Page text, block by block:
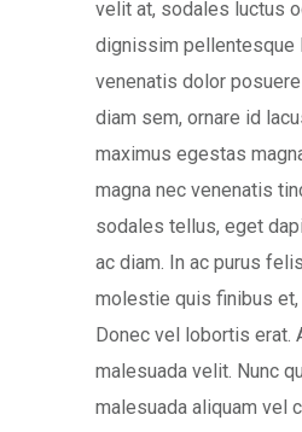
velit at, sodales luctus
dignissim pellentesque
venenatis dolor posuere
diam sem, ornare id
maximus egestas
magna nec venenatis
sodales tellus, eget
ac diam. In ac purus
molestie quis finibus et,
Donec vel lobortis erat.
malesuada velit. Nunc
malesuada aliquam vel